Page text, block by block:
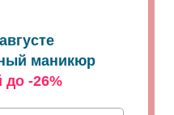
маникюр
до -26%